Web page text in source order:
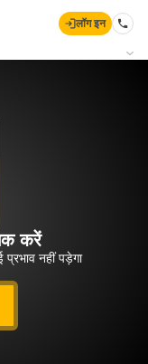
लॉग इन
करें
नहीं पड़ेगा